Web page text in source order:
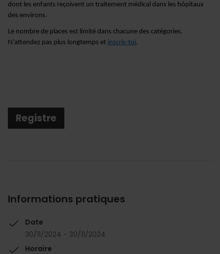
dont les enfants reçoivent un traitement médical dans les hôpitaux
des environs.
Le nombre de places est limité dans chacune des catégories.
N’attendez pas plus longtemps et inscris-toi.
Registre
Informations pratiques
Date
30/11/2024 - 30/11/2024
Horaire